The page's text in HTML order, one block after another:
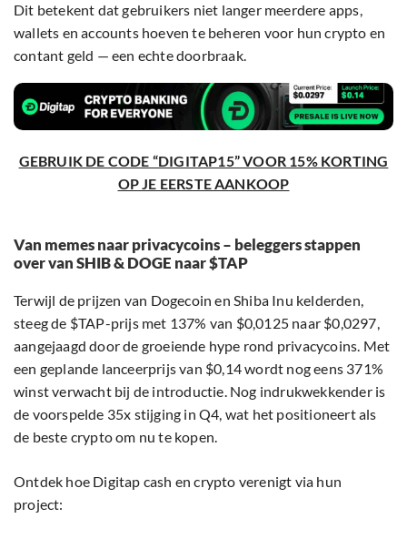
Dit betekent dat gebruikers niet langer meerdere apps,
wallets en accounts hoeven te beheren voor hun crypto en
contant geld — een echte doorbraak.
GEBRUIK DE CODE “DIGITAP15” VOOR 15% KORTING
OP JE EERSTE AANKOOP
Van memes naar privacycoins – beleggers stappen
over van SHIB & DOGE naar $TAP
Terwijl de prijzen van Dogecoin en Shiba Inu kelderden,
steeg de $TAP-prijs met 137% van $0,0125 naar $0,0297,
aangejaagd door de groeiende hype rond privacycoins. Met
een geplande lanceerprijs van $0,14 wordt nog eens 371%
winst verwacht bij de introductie. Nog indrukwekkender is
de voorspelde 35x stijging in Q4, wat het positioneert als
de beste crypto om nu te kopen.
Ontdek hoe Digitap cash en crypto verenigt via hun
project: